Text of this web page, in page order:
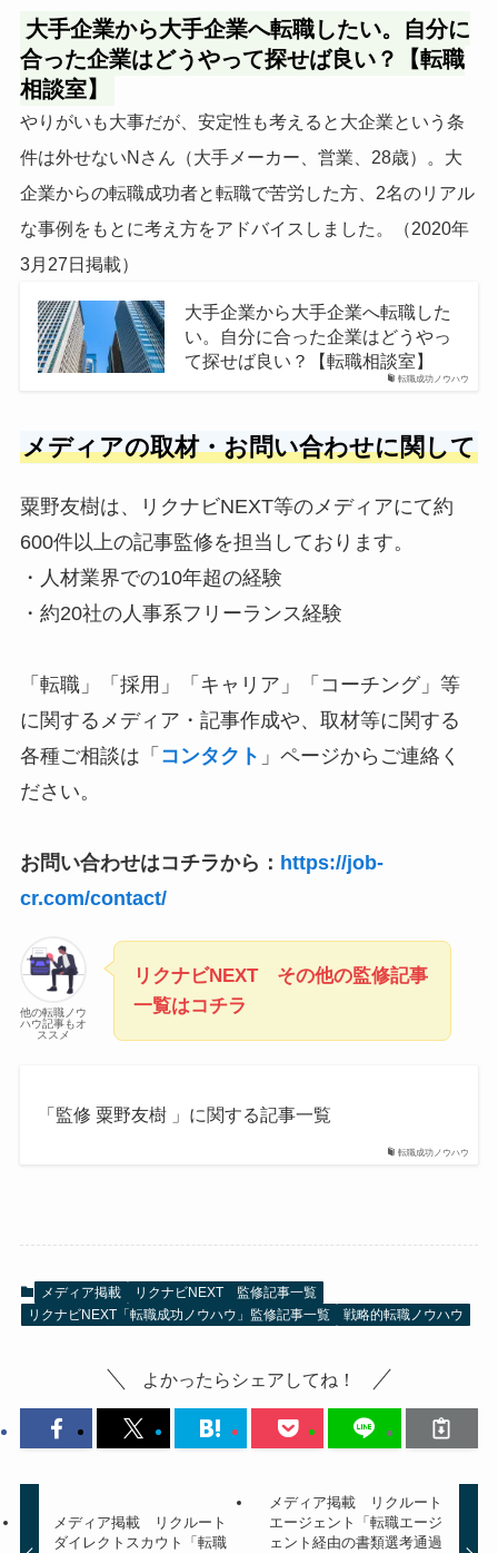
大手企業から大手企業へ転職したい。自分に
合った企業はどうやって探せば良い？【転職
相談室】
やりがいも大事だが、安定性も考えると大企業という条
件は外せないNさん（大手メーカー、営業、28歳）。大
企業からの転職成功者と転職で苦労した方、2名のリアル
な事例をもとに考え方をアドバイスしました。（2020年
3月27日掲載）
転職成功ノウハウ
大手企業から大手企業へ転職した
い。自分に合った企業はどうやっ
て探せば良い？【転職相談室】
メディアの取材・お問い合わせに関して
粟野友樹は、リクナビNEXT等のメディアにて約
600件以上の記事監修を担当しております。
・人材業界での10年超の経験
・約20社の人事系フリーランス経験
「転職」「採用」「キャリア」「コーチング」等
に関するメディア・記事作成や、取材等に関する
各種ご相談は「 コンタクト 」ページからご連絡く
ださい。
お問い合わせはコチラから： https://job-
cr.com/contact/
他の転職ノウ
ハウ記事もオ
ススメ
リクナビNEXT その他の監修記事
一覧はコチラ
転職成功ノウハウ
「監修 粟野友樹 」に関する記事一覧
メディア掲載
リクナビNEXT 監修記事一覧
リクナビNEXT「転職成功ノウハウ」監修記事一覧
戦略的転職ノウハウ
よかったらシェアしてね！
メディア掲載 リクルート
ダイレクトスカウト「転職
メディア掲載 リクルート
エージェント「転職エージ
ェント経由の書類選考通過